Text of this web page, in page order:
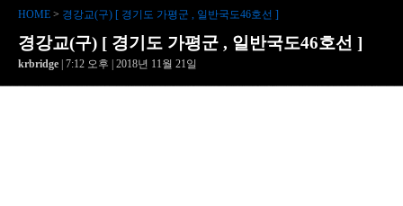
HOME > 경강교(구) [ 경기도 가평군 , 일반국도46호선 ]
경강교(구) [ 경기도 가평군 , 일반국도46호선 ]
krbridge | 7:12 오후 | 2018년 11월 21일